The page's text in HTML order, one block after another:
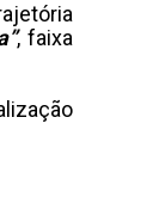
, faixa